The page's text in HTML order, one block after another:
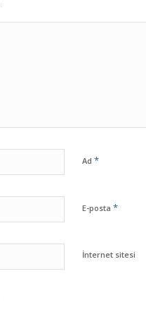
Ad *
E-posta *
İnternet sitesi